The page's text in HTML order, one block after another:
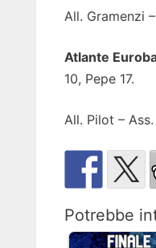
All. Gramenzi
Atlante
10, Pepe 17.
All. Pilot –
Potrebbe